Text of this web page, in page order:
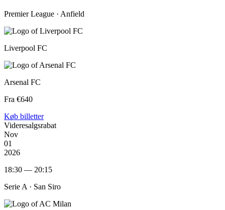
Premier League · Anfield
Liverpool FC
Arsenal FC
Fra €640
Køb billetter
Videresalgsrabat
Nov
01
2026
18:30 — 20:15
Serie A · San Siro